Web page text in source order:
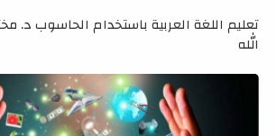
تعليم اللغة العربية باستخدام الحاسوب د.
الله